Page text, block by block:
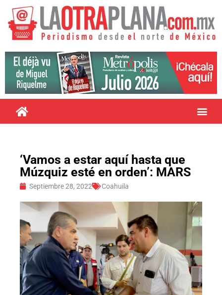
‘Vamos a estar aquí hasta que
Múzquiz esté en orden’: MARS
Septiembre 28, 2022 Coahuila